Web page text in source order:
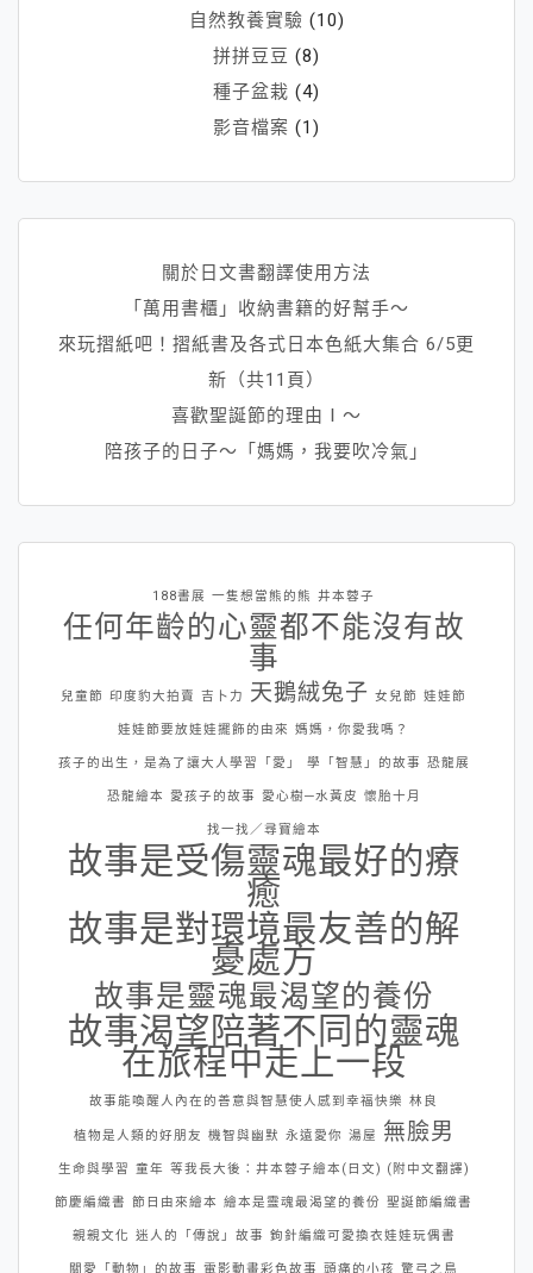
自然教養實驗 (10)
拼拼豆豆 (8)
種子盆栽 (4)
影音檔案 (1)
關於日文書翻譯使用方法
「萬用書櫃」收納書籍的好幫手～
來玩摺紙吧！摺紙書及各式日本色紙大集合 6/5更
新（共11頁）
喜歡聖誕節的理由Ⅰ～
陪孩子的日子～「媽媽，我要吹冷氣」
188書展 一隻想當熊的熊 井本蓉子
任何年齡的心靈都不能沒有故
事
兒童節 印度豹大拍賣 吉卜力 天鵝絨兔子 女兒節 娃娃節
娃娃節要放娃娃擺飾的由來 媽媽，你愛我嗎？
孩子的出生，是為了讓大人學習「愛」 學「智慧」的故事 恐龍展
恐龍繪本 愛孩子的故事 愛心樹─水黃皮 懷胎十月
找一找／尋寶繪本
故事是受傷靈魂最好的療
癒
故事是對環境最友善的解
憂處方
故事是靈魂最渴望的養份
故事渴望陪著不同的靈魂
在旅程中走上一段
故事能喚醒人內在的善意與智慧使人感到幸福快樂 林良
植物是人類的好朋友 機智與幽默 永遠愛你 湯屋 無臉男
生命與學習 童年 等我長大後：井本蓉子繪本(日文) (附中文翻譯)
節慶編織書 節日由來繪本 繪本是靈魂最渴望的養份 聖誕節編織書
親親文化 迷人的「傳說」故事 鉤針編織可愛換衣娃娃玩偶書
關愛「動物」的故事 電影動畫彩色故事 頭痛的小孩 驚弓之鳥